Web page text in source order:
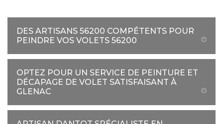
DES ARTISANS 56200 COMPÉTENTS POUR
PEINDRE VOS VOLETS 56200
OPTEZ POUR UN SERVICE DE PEINTURE ET
DÉCAPAGE DE VOLET SATISFAISANT À
GLENAC